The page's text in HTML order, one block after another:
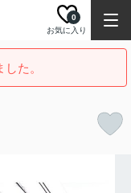
お気に入り
0
た。